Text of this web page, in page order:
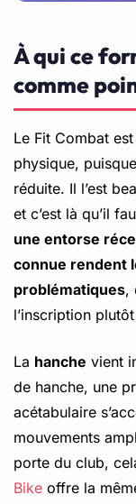
À qui ce
comme
Le Fit Combat
physique,
réduite. Il l’est
et c’est là qu’il
une entorse
connue rendent
problématiques,
l’inscription
La hanche vient
de hanche, une
acétabulaire
mouvements
porte du club,
Bike offre la